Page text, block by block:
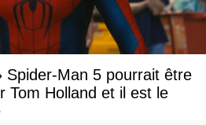
Spider-Man 5 pourrait être
Holland et il est le